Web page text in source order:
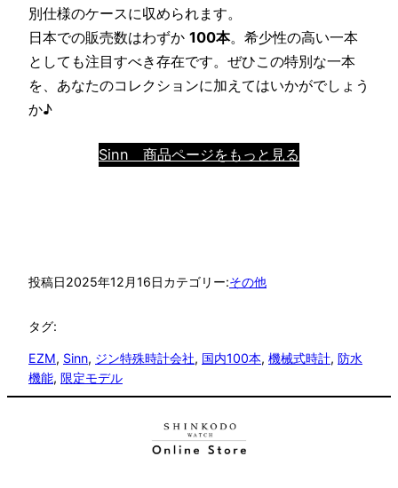
別仕様のケースに収められます。
日本での販売数はわずか 100本。希少性の高い一本
としても注目すべき存在です。ぜひこの特別な一本
を、あなたのコレクションに加えてはいかがでしょう
か♪
Sinn 商品ページをもっと見る
投稿日2025年12月16日カテゴリー:その他
タグ:
EZM, Sinn, ジン特殊時計会社, 国内100本, 機械式時計, 防水
機能, 限定モデル